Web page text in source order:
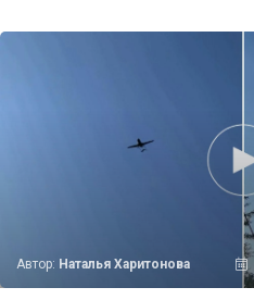
Автор: Наталья Харитонова